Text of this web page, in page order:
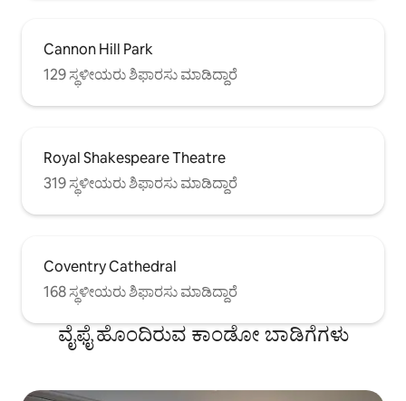
Cannon Hill Park
129 ಸ್ಥಳೀಯರು ಶಿಫಾರಸು ಮಾಡಿದ್ದಾರೆ
Royal Shakespeare Theatre
319 ಸ್ಥಳೀಯರು ಶಿಫಾರಸು ಮಾಡಿದ್ದಾರೆ
Coventry Cathedral
168 ಸ್ಥಳೀಯರು ಶಿಫಾರಸು ಮಾಡಿದ್ದಾರೆ
ವೈಫೈ ಹೊಂದಿರುವ ಕಾಂಡೋ ಬಾಡಿಗೆಗಳು